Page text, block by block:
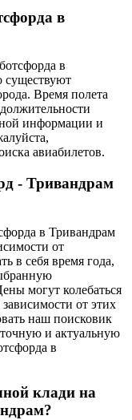
в
в
существуют
Время полета
информации и
авиабилетов.
- Тривандрам
в Тривандрам
от
в себя время года,
могут колебаться
от этих
наш поисковик
и актуальную
в
клади на